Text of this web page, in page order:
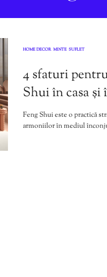
HOME DECOR MINTE SUFLET
4 sfaturi
Shui în casa și
Feng Shui este o practică
armoniilor în mediul